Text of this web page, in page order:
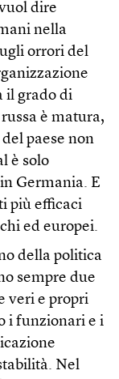
dire
nella
orrori del
il grado di
è matura,
paese non
è solo
Germania. E
più efficaci
ed europei.
della politica
sempre due
veri e propri
i funzionari e i
Nel